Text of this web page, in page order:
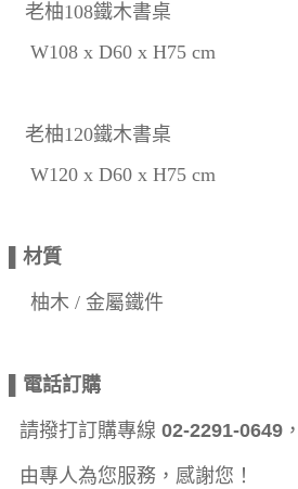
老柚108鐵木書桌
W108 x D60 x H75 cm
老柚120鐵木書桌
W120 x D60 x H75 cm
▌材質
柚木 / 金屬鐵件
▌電話訂購
請撥打訂購專線 02-2291-0649 ，
由專人為您服務，感謝您！